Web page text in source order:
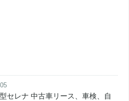
セレナ 中古車リース、車検、自